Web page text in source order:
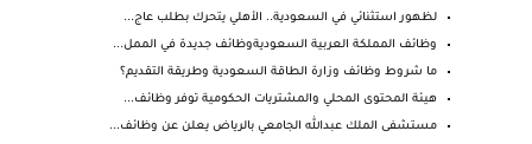
لظهور استثنائي في السعودية.. الأهلي يتحرك بطلب عاج...
وظائف المملكة العربية السعوديةوظائف جديدة في الممل...
ما شروط وظائف وزارة الطاقة السعودية وطريقة التقديم؟
هيئة المحتوى المحلي والمشتريات الحكومية توفر وظائف...
مستشفى الملك عبدالله الجامعي بالرياض يعلن عن وظائف...